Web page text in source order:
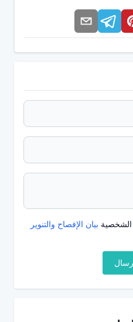
المفاجئة في الأحداث
على أنها طبيعية
الشديد
الأصوات والروائح
مخيفة
تركيز
استخدامها نادرًا جدًا
المنتظم
في العادات الروتينية
الشخصية بيان الإفصاح والتنوير